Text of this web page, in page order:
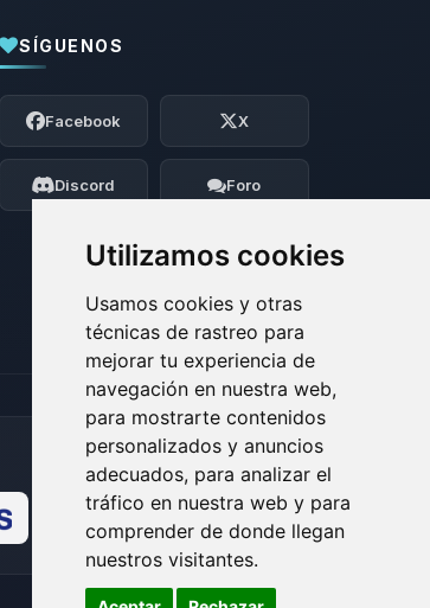
Utilizamos cookies
Usamos cookies y otras
técnicas de rastreo para
mejorar tu experiencia de
navegación en nuestra web,
para mostrarte contenidos
personalizados y anuncios
adecuados, para analizar el
tráfico en nuestra web y para
comprender de donde llegan
nuestros visitantes.
SÍGUENOS
Facebook X
Discord Foro
Yupi, por fin alguien con quien hablar!
Soy Choupy, tu pequeno asistente de
BoxToPlay. Cuentame que necesitas y
moveré mis pequenos circuitos para
ayudarte.
06/08/2026 16:13